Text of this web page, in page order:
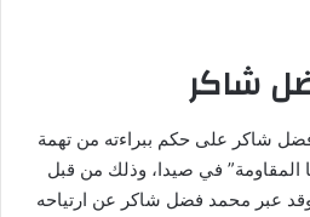
شاكر
شاكر على حكم ببراءته من تهمة
المقاومة” في صيدا، وذلك من قبل
عبر محمد فضل شاكر عن ارتياحه